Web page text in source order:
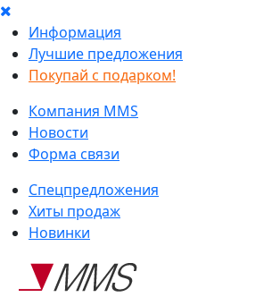
Информация
Лучшие предложения
Покупай с подарком!
Компания MMS
Новости
Форма связи
Спецпредложения
Хиты продаж
Новинки